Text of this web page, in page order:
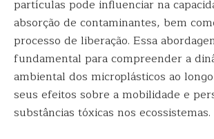
partículas pode influenciar na
absorção de contaminantes, bem
processo de liberação. Essa
fundamental para compreender a
ambiental dos microplásticos ao
seus efeitos sobre a mobilidade e
substâncias tóxicas nos ecossistemas.